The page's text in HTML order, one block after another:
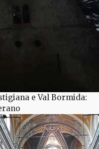
e Val Bormida: